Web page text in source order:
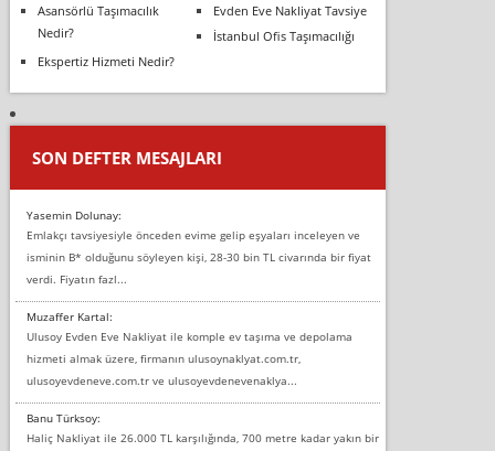
Asansörlü Taşımacılık
Nedir?
Evden Eve Nakliyat Tavsiye
İstanbul Ofis Taşımacılığı
Ekspertiz Hizmeti Nedir?
SON DEFTER MESAJLARI
Yasemin Dolunay:
Emlakçı tavsiyesiyle önceden evime gelip eşyaları inceleyen ve
isminin B* olduğunu söyleyen kişi, 28-30 bin TL civarında bir fiyat
verdi. Fiyatın fazl...
Muzaffer Kartal:
Ulusoy Evden Eve Nakliyat ile komple ev taşıma ve depolama
hizmeti almak üzere, firmanın ulusoynaklyat.com.tr,
ulusoyevdeneve.com.tr ve ulusoyevdenevenaklya...
Banu Türksoy:
Haliç Nakliyat ile 26.000 TL karşılığında, 700 metre kadar yakın bir